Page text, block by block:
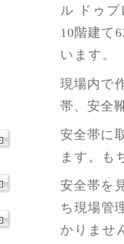
ル ドゥプ
10階建て
います。
現場内で
帯、安全
安全帯に
ます。も
安全帯を
ち現場管
かりませ